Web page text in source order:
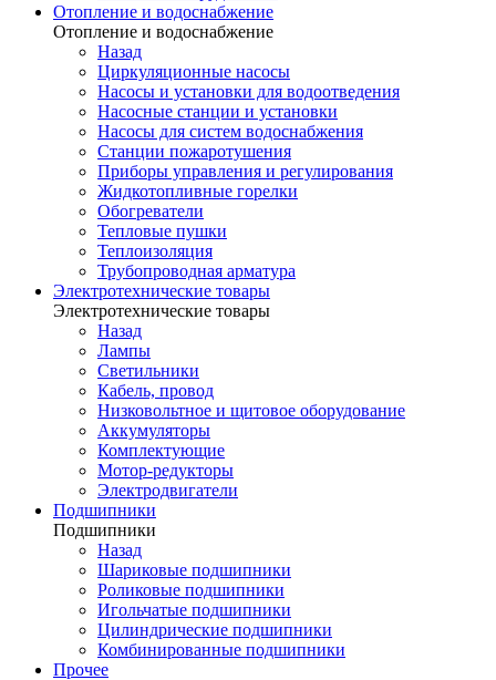
Отопление и водоснабжение
Отопление и водоснабжение
Назад
Циркуляционные насосы
Насосы и установки для водоотведения
Насосные станции и установки
Насосы для систем водоснабжения
Станции пожаротушения
Приборы управления и регулирования
Жидкотопливные горелки
Обогреватели
Тепловые пушки
Теплоизоляция
Трубопроводная арматура
Электротехнические товары
Электротехнические товары
Назад
Лампы
Светильники
Кабель, провод
Низковольтное и щитовое оборудование
Аккумуляторы
Комплектующие
Мотор-редукторы
Электродвигатели
Подшипники
Подшипники
Назад
Шариковые подшипники
Роликовые подшипники
Игольчатые подшипники
Цилиндрические подшипники
Комбинированные подшипники
Прочее